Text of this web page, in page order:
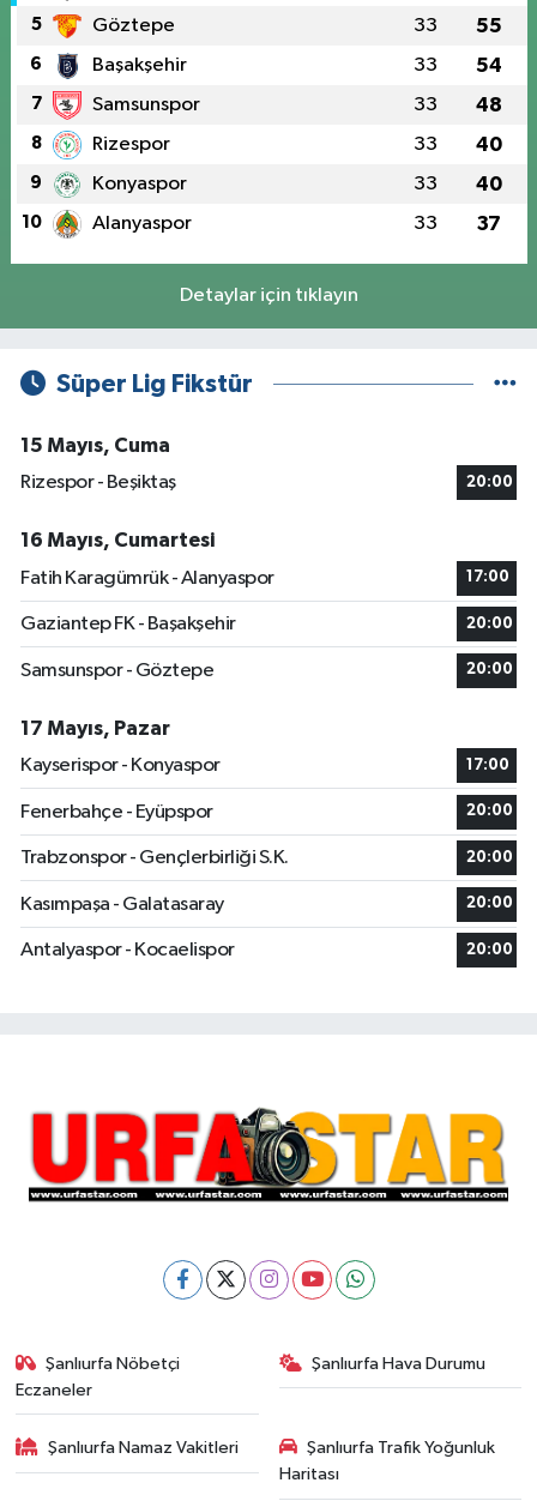
5 Göztepe 33 55
6 Başakşehir 33 54
7 Samsunspor 33 48
8 Rizespor 33 40
9 Konyaspor 33 40
10 Alanyaspor 33 37
Detaylar için tıklayın
Süper Lig Fikstür
15 Mayıs, Cuma
Rizespor - Beşiktaş
20:00
16 Mayıs, Cumartesi
Fatih Karagümrük - Alanyaspor
17:00
Gaziantep FK - Başakşehir 20:00
Samsunspor - Göztepe 20:00
17 Mayıs, Pazar
Kayserispor - Konyaspor
17:00
Fenerbahçe - Eyüpspor 20:00
Trabzonspor - Gençlerbirliği S.K. 20:00
Kasımpaşa - Galatasaray 20:00
Antalyaspor - Kocaelispor 20:00
Şanlıurfa Nöbetçi
Eczaneler
Şanlıurfa Hava Durumu
Şanlıurfa Namaz Vakitleri
Şanlıurfa Trafik Yoğunluk
Haritası